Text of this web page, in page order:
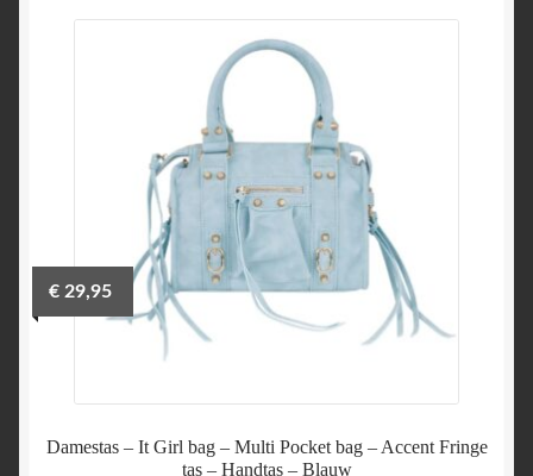
Damestas – It Girl bag – Multi Pocket bag – Accent Fringe
tas – Handtas – Blauw
€29,95